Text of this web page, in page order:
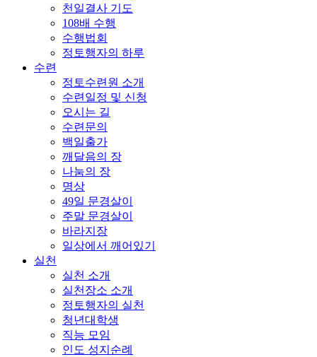
천일결사 기도
108배 수행
수행법회
정토행자의 하루
수련
정토수련원 소개
수련일정 및 신청
오시는 길
수련문의
백일출가
깨달음의 장
나눔의 장
명상
49일 문경살이
주말 문경살이
바라지장
일상에서 깨어있기
실천
실천 소개
실천장소 소개
정토행자의 실천
청년대학생
직능 모임
인도 성지순례